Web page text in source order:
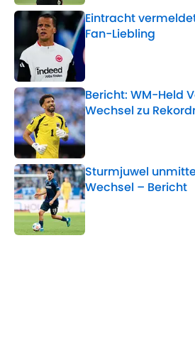
Eintracht
Fan-Liebling
Published by on Invalid
Bericht: WM-Held
Wechsel zu
Published by on Invalid
Sturmjuwel
Wechsel – Bericht
Published by on Invalid